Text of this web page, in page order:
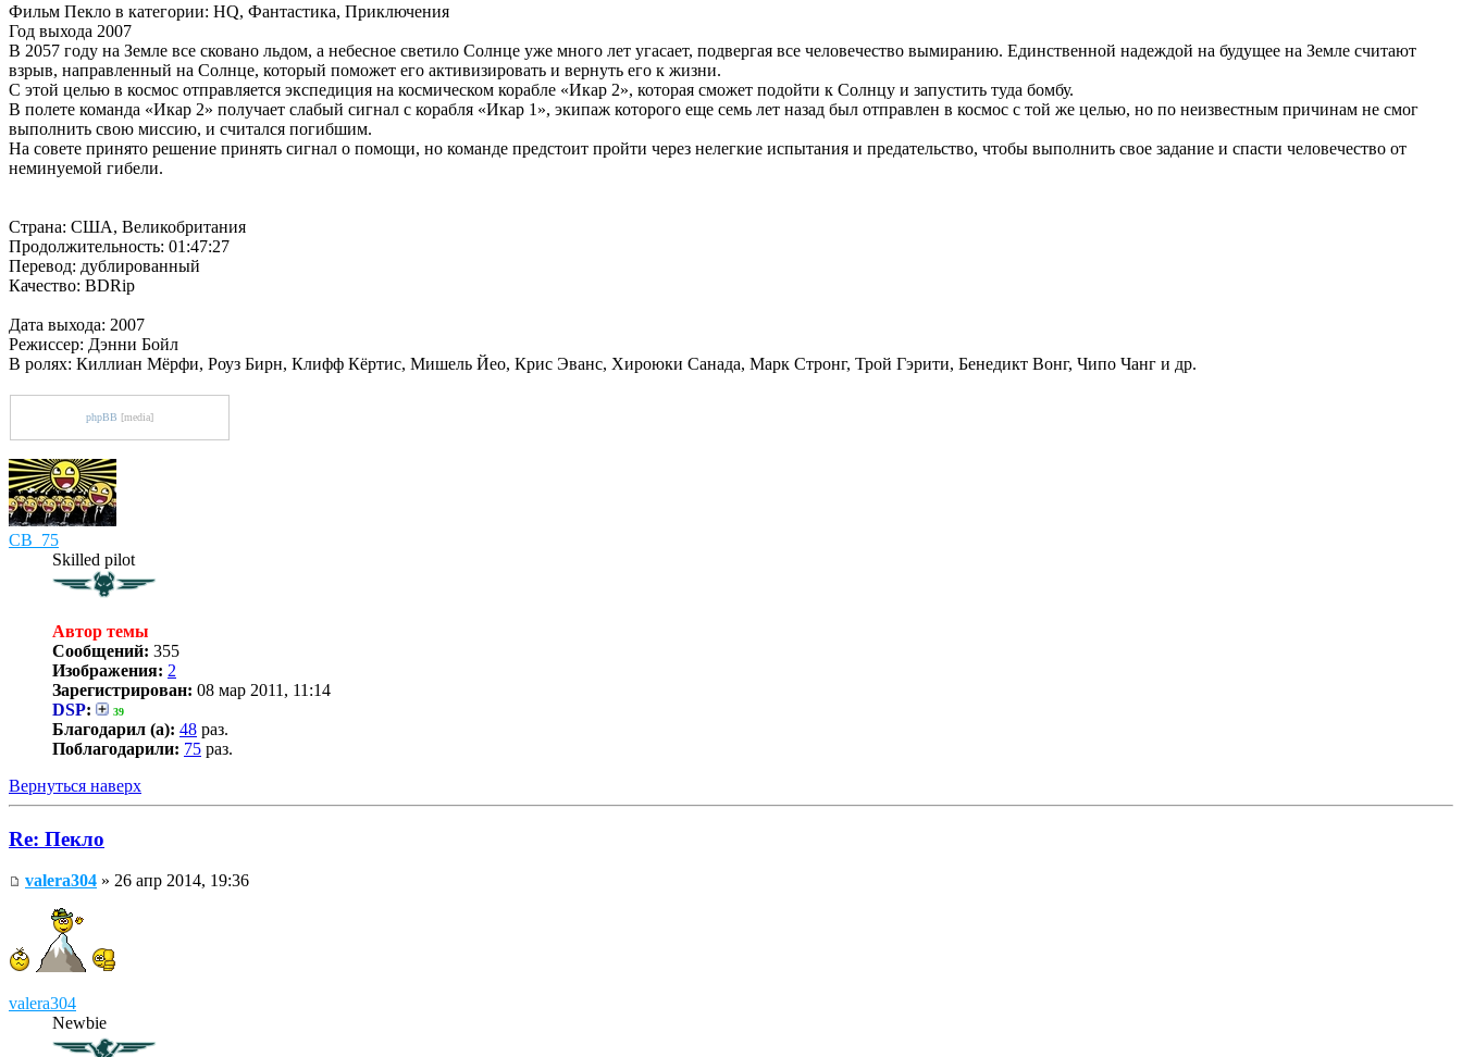
Фильм Пекло в категории: HQ, Фантастика, Приключения
Год выхода 2007
В 2057 году на Земле все сковано льдом, а небесное светило Солнце уже много лет угасает, подвергая все человечество вымиранию. Единственной надеждой на будущее на Земле считают
взрыв, направленный на Солнце, который поможет его активизировать и вернуть его к жизни.
С этой целью в космос отправляется экспедиция на космическом корабле «Икар 2», которая сможет подойти к Солнцу и запустить туда бомбу.
В полете команда «Икар 2» получает слабый сигнал с корабля «Икар 1», экипаж которого еще семь лет назад был отправлен в космос с той же целью, но по неизвестным причинам не смог
выполнить свою миссию, и считался погибшим.
На совете принято решение принять сигнал о помощи, но команде предстоит пройти через нелегкие испытания и предательство, чтобы выполнить свое задание и спасти человечество от
неминуемой гибели.
Страна: США, Великобритания
Продолжительность: 01:47:27
Перевод: дублированный
Качество: BDRip
Дата выхода: 2007
Режиссер: Дэнни Бойл
В ролях: Киллиан Мёрфи, Роуз Бирн, Клифф Кёртис, Мишель Йео, Крис Эванс, Хироюки Санада, Марк Стронг, Трой Гэрити, Бенедикт Вонг, Чипо Чанг и др.
phpBB [media]
СВ_75
Skilled pilot
Автор темы
Сообщений: 355
Изображения: 2
Зарегистрирован: 08 мар 2011, 11:14
DSP: 39
Благодарил (а): 48 раз.
Поблагодарили: 75 раз.
Вернуться наверх
Re: Пекло
valera304 » 26 апр 2014, 19:36
valera304
Newbie